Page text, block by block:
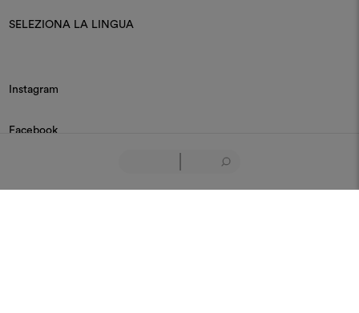
SELEZIONA LA LINGUA
Instagram
Facebook